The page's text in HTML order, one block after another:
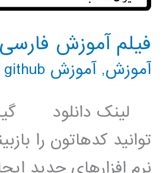
فیلم آموزش فارسی github
آموزش,آموزش github
لینک دانلود
توانید کدهاتون را